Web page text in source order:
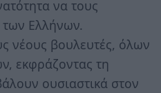
να τους
Ελλήνων.
νέους βουλευτές, όλων
εκφράζοντας τη
ουσιαστικά στον